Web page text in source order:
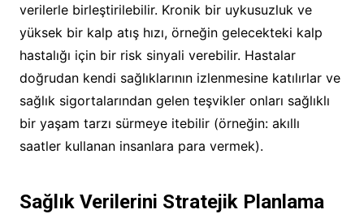
verilerle birleştirilebilir. Kronik bir uykusuzluk ve
yüksek bir kalp atış hızı, örneğin gelecekteki kalp
hastalığı için bir risk sinyali verebilir. Hastalar
doğrudan kendi sağlıklarının izlenmesine katılırlar ve
sağlık sigortalarından gelen teşvikler onları sağlıklı
bir yaşam tarzı sürmeye itebilir (örneğin: akıllı
saatler kullanan insanlara para vermek).
Sağlık Verilerini Stratejik Planlama